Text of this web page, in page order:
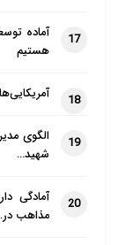
علامه
نوادگان
حسین با
حج ابتدا
احمد به
17
آماده
هستیم
18
19
الگوی
شهید…
20
آمادگی
مذاهب